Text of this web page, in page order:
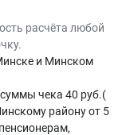
расчёта любой
и Минском
чека 40 руб.(
району от 5